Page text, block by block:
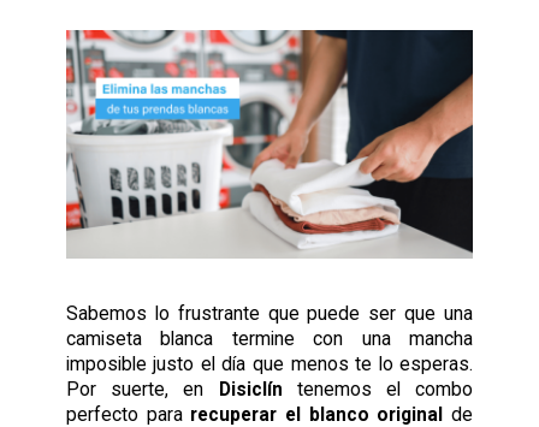
Sabemos lo frustrante que puede ser que una
camiseta blanca termine con una mancha
imposible justo el día que menos te lo esperas.
Por suerte, en
Disiclín tenemos el combo
perfecto para recuperar el blanco original
de